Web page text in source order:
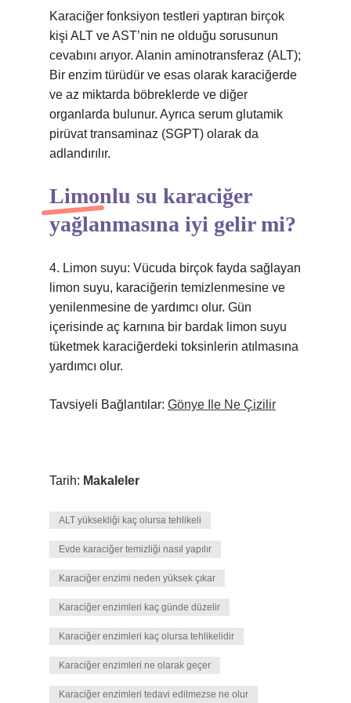
Karaciğer fonksiyon testleri yaptıran birçok
kişi ALT ve AST’nin ne olduğu sorusunun
cevabını arıyor. Alanin aminotransferaz (ALT);
Bir enzim türüdür ve esas olarak karaciğerde
ve az miktarda böbreklerde ve diğer
organlarda bulunur. Ayrıca serum glutamik
pirüvat transaminaz (SGPT) olarak da
adlandırılır.
Limonlu su karaciğer
yağlanmasına iyi gelir mi?
4. Limon suyu: Vücuda birçok fayda sağlayan
limon suyu, karaciğerin temizlenmesine ve
yenilenmesine de yardımcı olur. Gün
içerisinde aç karnına bir bardak limon suyu
tüketmek karaciğerdeki toksinlerin atılmasına
yardımcı olur.
Tavsiyeli Bağlantılar: Gönye Ile Ne Çizilir
Tarih: Makaleler
ALT yüksekliği kaç olursa tehlikeli
Evde karaciğer temizliği nasıl yapılır
Karaciğer enzimi neden yüksek çıkar
Karaciğer enzimleri kaç günde düzelir
Karaciğer enzimleri kaç olursa tehlikelidir
Karaciğer enzimleri ne olarak geçer
Karaciğer enzimleri tedavi edilmezse ne olur